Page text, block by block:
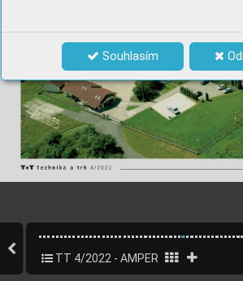
Souhlasím
TT 4/2022 - AMPER 32